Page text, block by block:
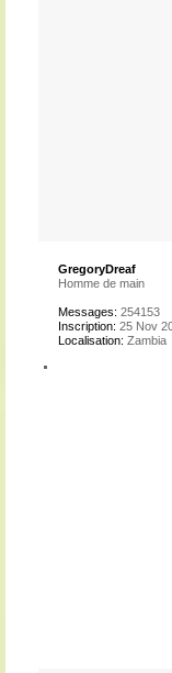
GregoryDreaf
Homme de main
Messages: 254153
Inscription: 25 Nov
Localisation: Zambia